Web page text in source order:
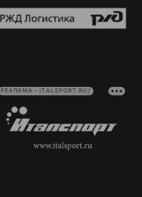
РЕКЛАМА • ITALSPORT.RU/